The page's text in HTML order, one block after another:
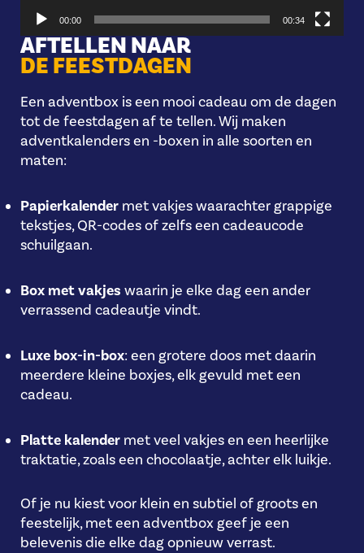
AFTELLEN NAAR
DE FEESTDAGEN
Een adventbox is een mooi cadeau om de dagen
tot de feestdagen af te tellen. Wij maken
adventkalenders en -boxen in alle soorten en
maten:
Papierkalender met vakjes waarachter grappige
tekstjes, QR-codes of zelfs een cadeaucode
schuilgaan.
Box met vakjes waarin je elke dag een ander
verrassend cadeautje vindt.
Luxe box-in-box: een grotere doos met daarin
meerdere kleine boxjes, elk gevuld met een
cadeau.
Platte kalender met veel vakjes en een heerlijke
traktatie, zoals een chocolaatje, achter elk luikje.
Of je nu kiest voor klein en subtiel of groots en
feestelijk, met een adventbox geef je een
belevenis die elke dag opnieuw verrast.
00:00 00:34